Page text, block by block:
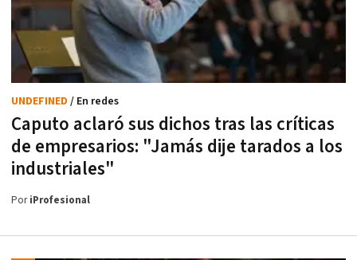
Caputo aclaró sus dichos tras las críticas
de empresarios: "Jamás dije tarados a los
industriales"
UNDEFINED / En redes
PoriProfesional